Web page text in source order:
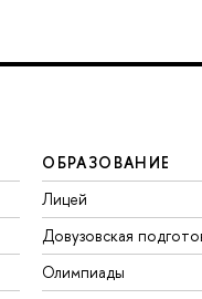
ОБРАЗОВАНИЕ
Лицей
Довузовская
Олимпиады